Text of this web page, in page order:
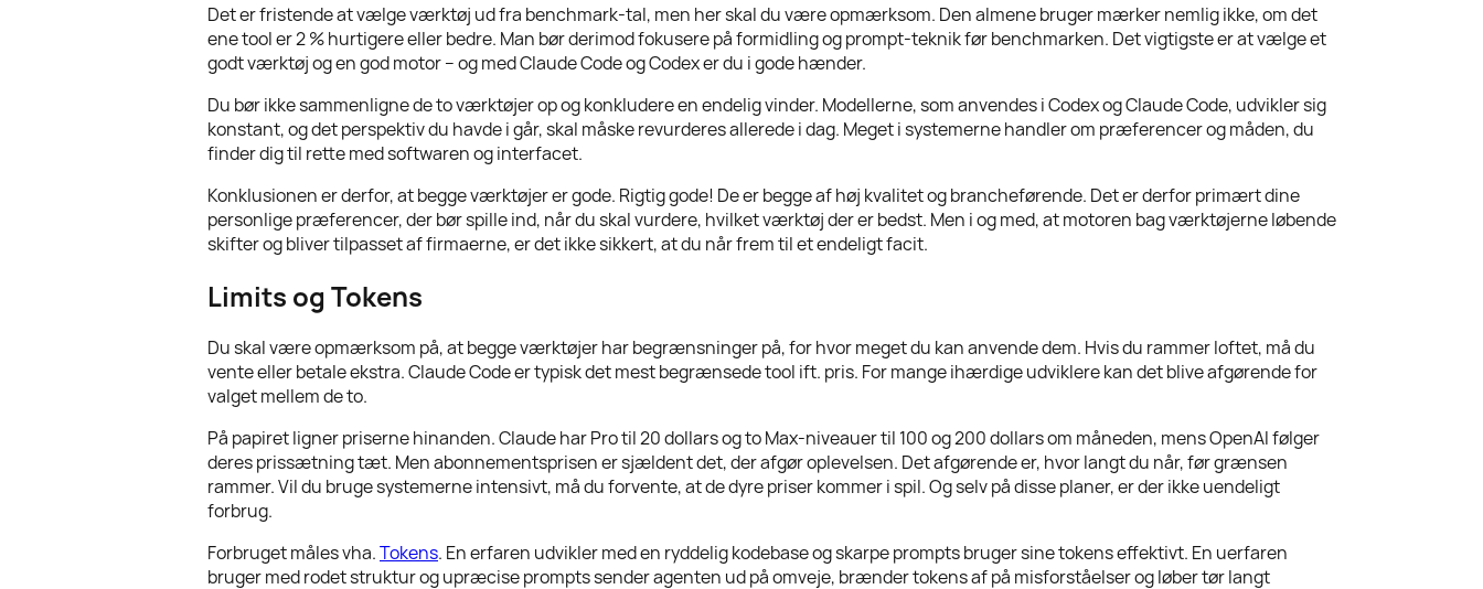
Det er fristende at vælge værktøj ud fra benchmark-tal, men her skal du være opmærksom. Den almene bruger mærker nemlig ikke, om det
ene tool er 2 % hurtigere eller bedre. Man bør derimod fokusere på formidling og prompt-teknik før benchmarken. Det vigtigste er at vælge et
godt værktøj og en god motor – og med Claude Code og Codex er du i gode hænder.
Du bør ikke sammenligne de to værktøjer op og konkludere en endelig vinder. Modellerne, som anvendes i Codex og Claude Code, udvikler sig
konstant, og det perspektiv du havde i går, skal måske revurderes allerede i dag. Meget i systemerne handler om præferencer og måden, du
finder dig til rette med softwaren og interfacet.
Konklusionen er derfor, at begge værktøjer er gode. Rigtig gode! De er begge af høj kvalitet og brancheførende. Det er derfor primært dine
personlige præferencer, der bør spille ind, når du skal vurdere, hvilket værktøj der er bedst. Men i og med, at motoren bag værktøjerne løbende
skifter og bliver tilpasset af firmaerne, er det ikke sikkert, at du når frem til et endeligt facit.
Limits og Tokens
Du skal være opmærksom på, at begge værktøjer har begrænsninger på, for hvor meget du kan anvende dem. Hvis du rammer loftet, må du
vente eller betale ekstra. Claude Code er typisk det mest begrænsede tool ift. pris. For mange ihærdige udviklere kan det blive afgørende for
valget mellem de to.
På papiret ligner priserne hinanden. Claude har Pro til 20 dollars og to Max-niveauer til 100 og 200 dollars om måneden, mens OpenAI følger
deres prissætning tæt. Men abonnementsprisen er sjældent det, der afgør oplevelsen. Det afgørende er, hvor langt du når, før grænsen
rammer. Vil du bruge systemerne intensivt, må du forvente, at de dyre priser kommer i spil. Og selv på disse planer, er der ikke uendeligt
forbrug.
Forbruget måles vha.Tokens. En erfaren udvikler med en ryddelig kodebase og skarpe prompts bruger sine tokens effektivt. En uerfaren
bruger med rodet struktur og upræcise prompts sender agenten ud på omveje, brænder tokens af på misforståelser og løber tør langt